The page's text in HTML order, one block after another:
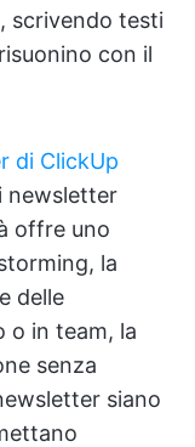
scrivendo testi
con il
di ClickUp
newsletter
offre uno
la
delle
o in team, la
senza
siano